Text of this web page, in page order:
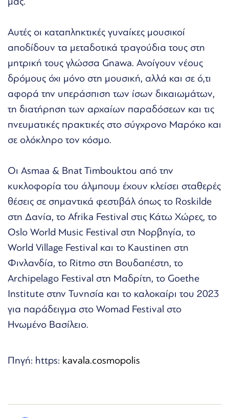
Αυτές οι καταπληκτικές γυναίκες μουσικοί
αποδίδουν τα μεταδοτικά τραγούδια τους στη
μητρική τους γλώσσα Gnawa. Ανοίγουν νέους
δρόμους όχι μόνο στη μουσική, αλλά και σε ό,τι
αφορά την υπεράσπιση των ίσων δικαιωμάτων,
τη διατήρηση των αρχαίων παραδόσεων και τις
πνευματικές πρακτικές στο σύγχρονο Μαρόκο και
σε ολόκληρο τον κόσμο.
Οι Asmaa & Bnat Timbouktou από την
κυκλοφορία του άλμπουμ έχουν κλείσει σταθερές
θέσεις σε σημαντικά φεστιβάλ όπως το Roskilde
στη Δανία, το Afrika Festival στις Κάτω Χώρες, το
Oslo World Music Festival στη Νορβηγία, το
World Village Festival και το Kaustinen στη
Φινλανδία, το Ritmo στη Βουδαπέστη, το
Archipelago Festival στη Μαδρίτη, το Goethe
Institute στην Τυνησία και το καλοκαίρι του 2023
για παράδειγμα στο Womad Festival στο
Ηνωμένο Βασίλειο.
Πηγή: https: kavala.cosmopolis